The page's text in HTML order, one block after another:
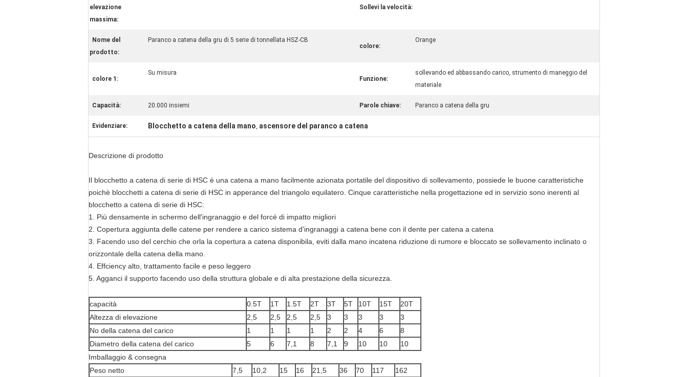
elevazione
massima:
Sollevi la velocità:
Nome del
prodotto:
Paranco a catena della gru di 5 serie di tonnellata HSZ-CB
colore:
Orange
colore 1:
Su misura
Funzione:
sollevando ed abbassando carico, strumento di maneggio del
materiale
Capacità: 20.000 insiemi Parole chiave: Paranco a catena della gru
Evidenziare: Blocchetto a catena della mano, ascensore del paranco a catena
Descrizione di prodotto
Il blocchetto a catena di serie di HSC è una catena a mano facilmente azionata portatile del dispositivo di sollevamento, possiede le buone caratteristiche
poichè blocchetti a catena di serie di HSC in apperance del triangolo equilatero. Cinque caratteristiche nella progettazione ed in servizio sono inerenti al
blocchetto a catena di serie di HSC:
1. Più densamente in schermo dell'ingranaggio e del forcé di impatto migliori
2. Copertura aggiunta delle catene per rendere a carico sistema d'ingranaggi a catena bene con il dente per catena a catena
3. Facendo uso del cerchio che orla la copertura a catena disponibila, eviti dalla mano incatena riduzione di rumore e bloccato se sollevamento inclinato o
orizzontale della catena della mano.
4. Effciency alto, trattamento facile e peso leggero
5. Agganci il supporto facendo uso della struttura globale e di alta prestazione della sicurezza.
capacità 0.5T 1T 1.5T 2T 3T 5T 10T 15T
20T
Altezza di elevazione
2,5 2,5 2,5 2,5 3 3 3 3
3
No della catena del carico
1 1 1 1 2 2 4 6
8
Diametro della catena del carico
5 6 7,1 8 7,1 9 10 10
10
Imballaggio & consegna
Peso netto
7,5 10,2 15 16 21,5 36 70 117
162